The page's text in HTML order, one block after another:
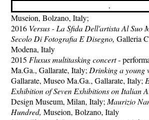
Museion, Bolzano, Italy;
2016 Versus - La Sfida Dell'artista Al Suo
Secolo Di Fotografia E Disegno, Galleria
Modena, Italy
2015 Fluxus multitasking concert-
Ma.Ga., Gallarate, Italy; Drinking a young
Gallarate, Museo Ma.Ga., Gallarate, Italy;
Exhibition of Seven Exhibitions on Italian
Design Museum, Milan, Italy; Maurizio
Hundred, Museion, Bolzano, Italy